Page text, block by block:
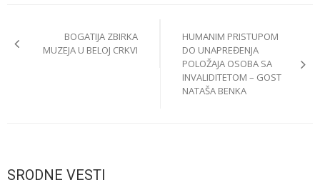
navigation
BOGATIJA ZBIRKA
MUZEJA U BELOJ CRKVI
HUMANIM PRISTUPOM
DO UNAPREĐENJA
POLOŽAJA OSOBA SA
INVALIDITETOM – GOST
NATAŠA BENKA
SRODNE VESTI